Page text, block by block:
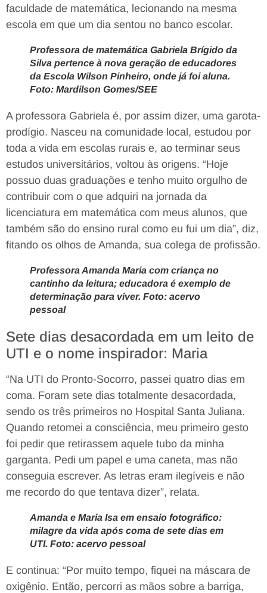
faculdade de matemática, lecionando na mesma
escola em que um dia sentou no banco escolar.
Professora de matemática Gabriela Brígido da
Silva pertence à nova geração de educadores
da Escola Wilson Pinheiro, onde já foi aluna.
Foto: Mardilson Gomes/SEE
A professora Gabriela é, por assim dizer, uma garota-
prodígio. Nasceu na comunidade local, estudou por
toda a vida em escolas rurais e, ao terminar seus
estudos universitários, voltou às origens. “Hoje
possuo duas graduações e tenho muito orgulho de
contribuir com o que adquiri na jornada da
licenciatura em matemática com meus alunos, que
também são do ensino rural como eu fui um dia”, diz,
fitando os olhos de Amanda, sua colega de profissão.
Professora Amanda Maria com criança no
cantinho da leitura; educadora é exemplo de
determinação para viver. Foto: acervo
pessoal
Sete dias desacordada em um leito de
UTI e o nome inspirador: Maria
“Na UTI do Pronto-Socorro, passei quatro dias em
coma. Foram sete dias totalmente desacordada,
sendo os três primeiros no Hospital Santa Juliana.
Quando retomei a consciência, meu primeiro gesto
foi pedir que retirassem aquele tubo da minha
garganta. Pedi um papel e uma caneta, mas não
conseguia escrever. As letras eram ilegíveis e não
me recordo do que tentava dizer”, relata.
Amanda e Maria Isa em ensaio fotográfico:
milagre da vida após coma de sete dias em
UTI. Foto: acervo pessoal
E continua: “Por muito tempo, fiquei na máscara de
oxigênio. Então, percorri as mãos sobre a barriga,